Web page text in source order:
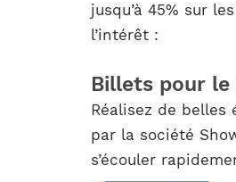
jusqu’à 45% sur
l’intérêt :
Billets pour le
Réalisez de belles
par la société
s’écouler